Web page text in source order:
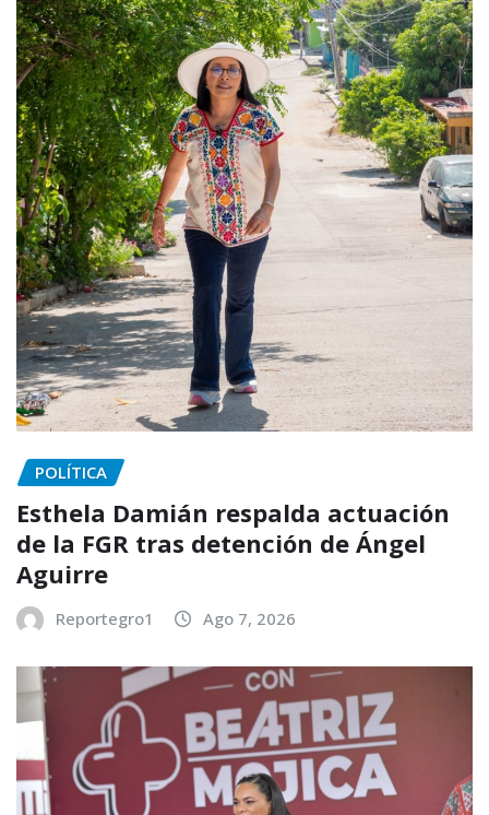
POLÍTICA
Esthela Damián respalda actuación
de la FGR tras detención de Ángel
Aguirre
Reportegro1 Ago 7, 2026